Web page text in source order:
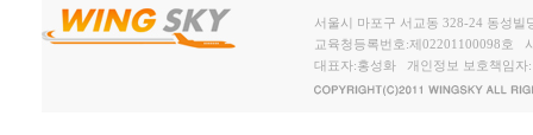
서울시 마포구 서교동 328-24 동성
교육청등록번호:제02201100098호
대표자:홍성화 개인정보 보호책임자